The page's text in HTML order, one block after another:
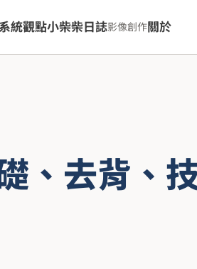
統觀點小柴柴日誌影像創作關於
、去背、